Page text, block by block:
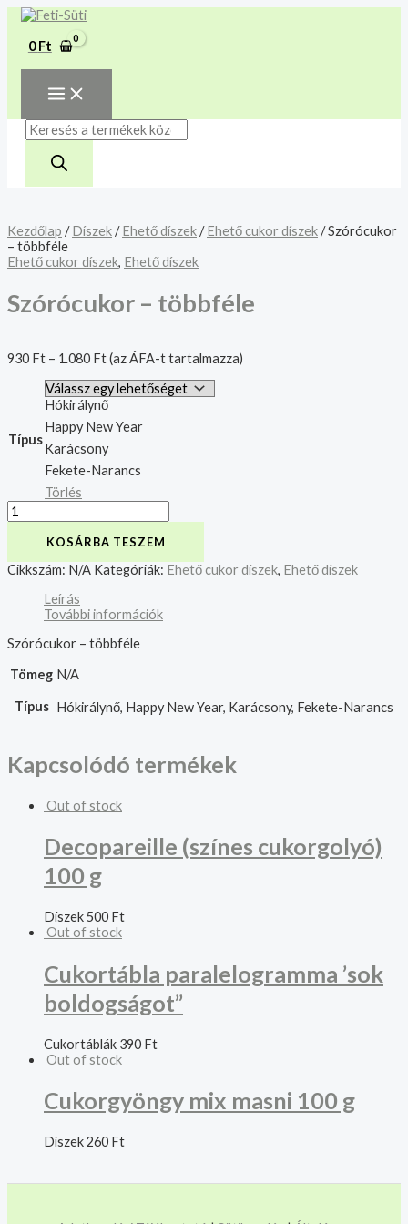
Skip
content
0Ft
MAIN
MENU
Products
search
Kezdőlap /Díszek/Ehető díszek/Ehető cukor díszek/ Szórócukor
– többféle
Ehető cukor díszek, Ehető díszek
Szórócukor – többféle
930 Ft – 1.080 Ft(az ÁFA-t tartalmazza)
Típus
Hókirálynő
Happy New Year
Karácsony
Fekete-Narancs
Törlés
Szórócukor
többféle
mennyiség
KOSÁRBA TESZEM
Cikkszám: N/A Kategóriák: Ehető cukor díszek, Ehető díszek
Leírás
További információk
Szórócukor – többféle
Tömeg N/A
Típus Hókirálynő, Happy New Year, Karácsony, Fekete-Narancs
Kapcsolódó termékek
Out of stock
Decopareille (színes cukorgolyó)
100 g
Díszek500 Ft
Out of stock
Cukortábla paralelogramma ’sok
boldogságot”
Cukortáblák 390 Ft
Out of stock
Cukorgyöngy mix masni 100 g
Díszek260 Ft
A mélyhűtött termékeket
csakis saját felelősségre
adjuk át futárszolgálatnak,
tekintettel a feloldási időre.